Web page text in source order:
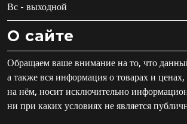
Вс - выходной
О сайте
Обращаем ваше внимание на то, что
а также вся информация о товарах и ценах,
на нём, носит исключительно
ни при каких условиях не является